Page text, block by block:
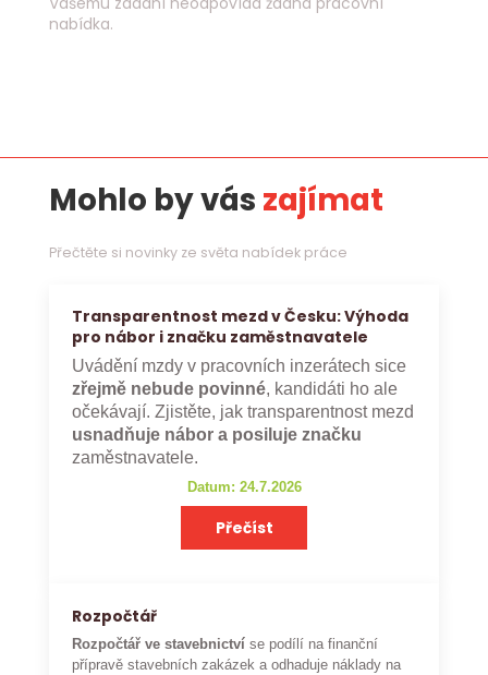
nabídka.
Mohlo by vás zajímat
Přečtěte si novinky ze světa nabídek práce
Transparentnost mezd v Česku: Výhoda
pro nábor i značku zaměstnavatele
Uvádění mzdy v pracovních inzerátech sice
zřejmě nebude povinné, kandidáti ho ale
očekávají. Zjistěte, jak transparentnost mezd
usnadňuje nábor a posiluje značku
zaměstnavatele.
Datum: 24.7.2026
Přečíst
Rozpočtář
Rozpočtář ve stavebnictví se podílí na finanční
přípravě stavebních zakázek a odhaduje náklady na